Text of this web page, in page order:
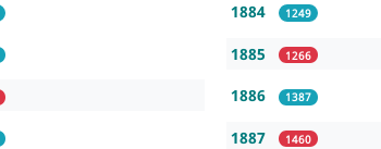
1884 1249
1885 1266
1886 1387
1887 1460